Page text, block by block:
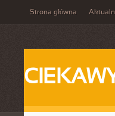
Strona główna